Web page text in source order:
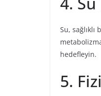
Su,
hedefleyin.
5.